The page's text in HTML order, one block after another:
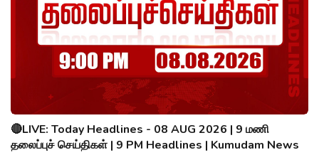
🔴LIVE: Today Headlines - 08 AUG 2026 | 9 மணி
தலைப்புச் செய்திகள் | 9 PM Headlines | Kumudam News